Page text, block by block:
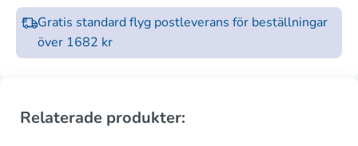
Gratis standard flyg postleverans för beställningar
över 1682 kr
Relaterade produkter: